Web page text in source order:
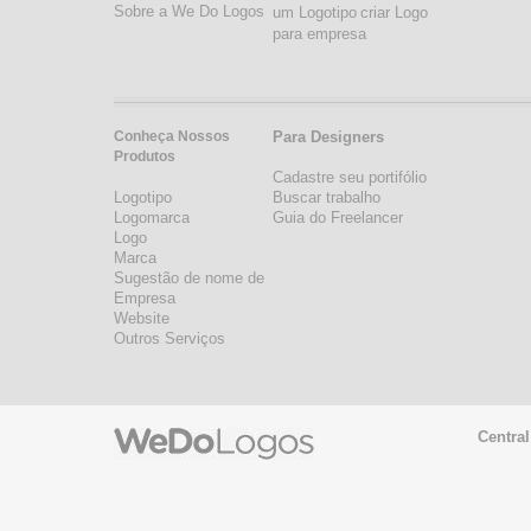
Sobre a We Do Logos
Conheça Nossos
Produtos
Logotipo
Logomarca
Logo
Marca
Sugestão de nome de
Empresa
Website
Outros Serviços
um Logotipo criar Logo
para empresa
Para Designers
Cadastre seu portifólio
Buscar trabalho
Guia do Freelancer